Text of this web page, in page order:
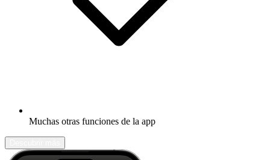
Muchas otras funciones de la app